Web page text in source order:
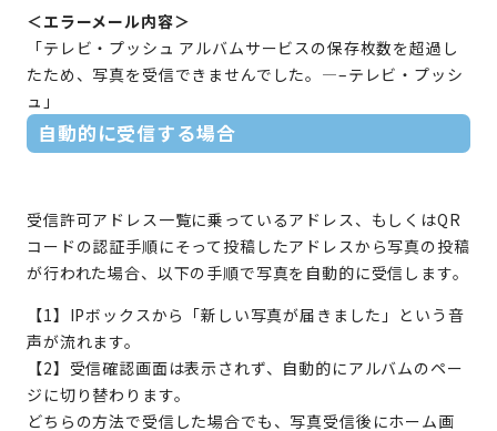
＜エラーメール内容＞
「テレビ・プッシュ アルバムサービスの保存枚数を超過し
たため、写真を受信できませんでした。—–テレビ・プッシ
ュ」
自動的に受信する場合
受信許可アドレス一覧に乗っているアドレス、もしくはQR
コードの認証手順にそって投稿したアドレスから写真の投稿
が行われた場合、以下の手順で写真を自動的に受信します。
【1】IPボックスから「新しい写真が届きました」という音
声が流れます。
【2】受信確認画面は表示されず、自動的にアルバムのペー
ジに切り替わります。
どちらの方法で受信した場合でも、写真受信後にホーム画